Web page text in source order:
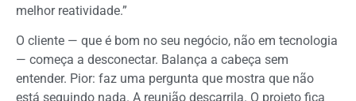
melhor reatividade.”
O cliente — que é bom no seu negócio, não em tecnologia
— começa a desconectar. Balança a cabeça sem
entender. Pior: faz uma pergunta que mostra que não
está seguindo nada. A reunião descarrila. O projeto fica